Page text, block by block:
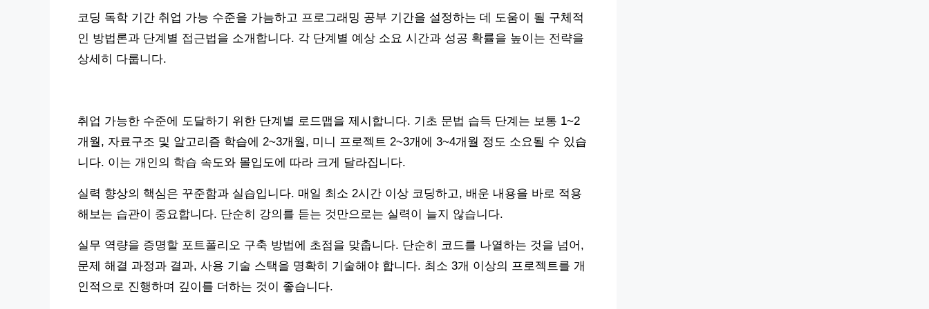
코딩 독학 기간 취업 가능 수준을 가늠하고 프로그래밍 공부 기간을 설정하는 데 도움이 될 구체적
인 방법론과 단계별 접근법을 소개합니다. 각 단계별 예상 소요 시간과 성공 확률을 높이는 전략을
상세히 다룹니다.
취업 가능한 수준에 도달하기 위한 단계별 로드맵을 제시합니다. 기초 문법 습득 단계는 보통 1~2
개월, 자료구조 및 알고리즘 학습에 2~3개월, 미니 프로젝트 2~3개에 3~4개월 정도 소요될 수 있습
니다. 이는 개인의 학습 속도와 몰입도에 따라 크게 달라집니다.
실력 향상의 핵심은 꾸준함과 실습입니다. 매일 최소 2시간 이상 코딩하고, 배운 내용을 바로 적용
해보는 습관이 중요합니다. 단순히 강의를 듣는 것만으로는 실력이 늘지 않습니다.
실무 역량을 증명할 포트폴리오 구축 방법에 초점을 맞춥니다. 단순히 코드를 나열하는 것을 넘어,
문제 해결 과정과 결과, 사용 기술 스택을 명확히 기술해야 합니다. 최소 3개 이상의 프로젝트를 개
인적으로 진행하며 깊이를 더하는 것이 좋습니다.